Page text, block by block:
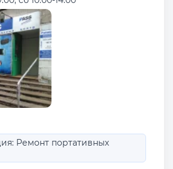
Ремонт портативных